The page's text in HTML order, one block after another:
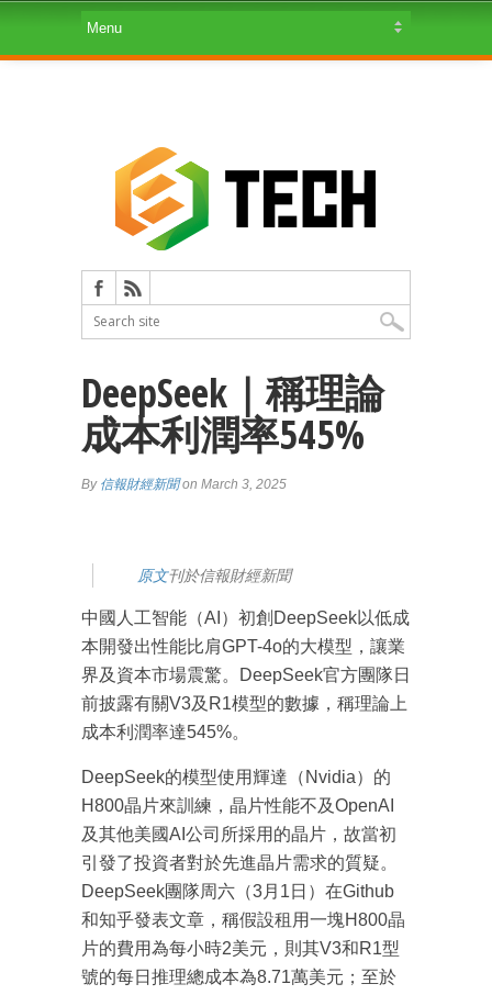
DeepSeek｜稱理論
成本利潤率545%
By 信報財經新聞on March 3, 2025
原文刊於信報財經新聞
中國人工智能（AI）初創DeepSeek以低成
本開發出性能比肩GPT-4o的大模型，讓業
界及資本市場震驚。DeepSeek官方團隊日
前披露有關V3及R1模型的數據，稱理論上
成本利潤率達545%。
DeepSeek的模型使用輝達（Nvidia）的
H800晶片來訓練，晶片性能不及OpenAI
及其他美國AI公司所採用的晶片，故當初
引發了投資者對於先進晶片需求的質疑。
DeepSeek團隊周六（3月1日）在Github
和知乎發表文章，稱假設租用一塊H800晶
片的費用為每小時2美元，則其V3和R1型
號的每日推理總成本為8.71萬美元；至於